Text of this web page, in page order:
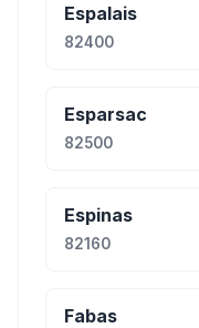
Espalais
82400
Esparsac
82500
Espinas
82160
Fabas